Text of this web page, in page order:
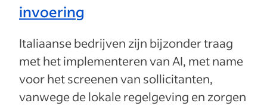
invoering
Italiaanse bedrijven zijn bijzonder traag
met het implementeren van AI, met name
voor het screenen van sollicitanten,
vanwege de lokale regelgeving en zorgen